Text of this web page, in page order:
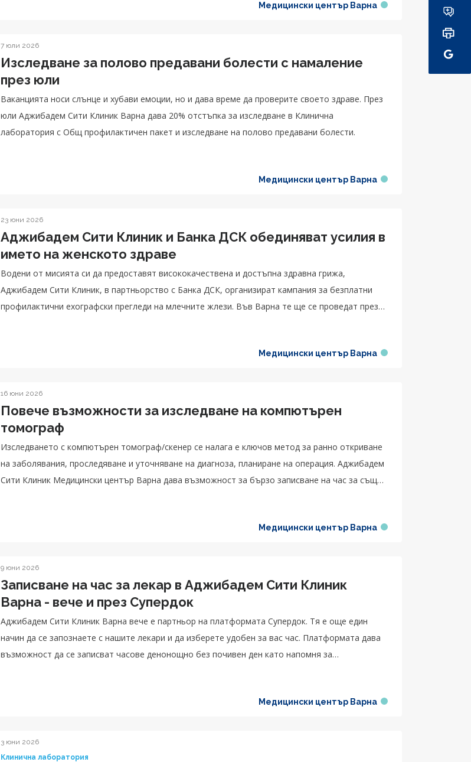
Медицински център Варна
7 юли 2026
Изследване за полово предавани болести с намаление
през юли
Ваканцията носи слънце и хубави емоции, но и дава време да проверите своето здраве. През
юли Аджибадем Сити Клиник Варна дава 20% отстъпка за изследване в Клинична
лаборатория с Общ профилактичен пакет и изследване на полово предавани болести.
Медицински център Варна
23 юни 2026
Аджибадем Сити Клиник и Банка ДСК обединяват усилия в
името на женското здраве
Водени от мисията си да предоставят висококачествена и достъпна здравна грижа,
Аджибадем Сити Клиник, в партньорство с Банка ДСК, организират кампания за безплатни
профилактични ехографски прегледи на млечните жлези. Във Варна те ще се проведат през
Медицински център Варна
16 юни 2026
Повече възможности за изследване на компютърен
томограф
Изследването с компютърен томограф/скенер се налага е ключов метод за ранно откриване
на заболявания, проследяване и уточняване на диагноза, планиране на операция. Аджибадем
Сити Клиник Медицински център Варна дава възможност за бързо записване на час за същия
Медицински център Варна
9 юни 2026
Записване на час за лекар в Аджибадем Сити Клиник
Варна - вече и през Супердок
Аджибадем Сити Клиник Варна вече е партньор на платформата Супердок. Тя е още един
начин да се запознаете с нашите лекари и да изберете удобен за вас час. Платформата дава
възможност да се записват часове денонощно без почивен ден като напомня за
Медицински център Варна
3 юни 2026
Клинична лаборатория